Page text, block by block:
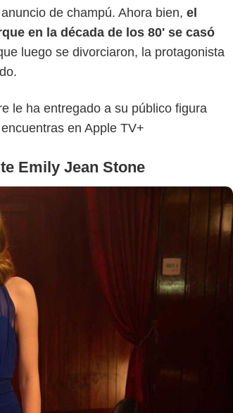
de champú. Ahora bien, el
en la década de los 80' se casó
luego se divorciaron, la protagonista
le ha entregado a su público figura
en Apple TV+
Emily Jean Stone
Pictures